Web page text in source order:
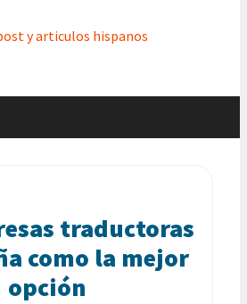
y articulos hispanos
traductoras
como la mejor
opción